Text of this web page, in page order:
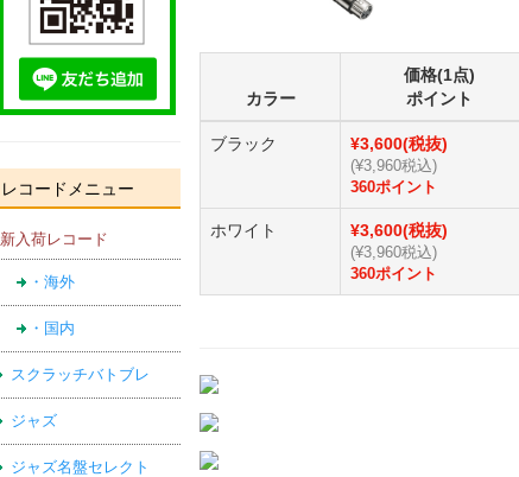
レコードメニュー
新入荷レコード
・海外
・国内
スクラッチバトブレ
ジャズ
ジャズ名盤セレクト
カラー
価格(1点)
ポイント
ブラック ¥3,600(税抜)
(¥3,960税込)
360ポイント
ホワイト ¥3,600(税抜)
(¥3,960税込)
360ポイント